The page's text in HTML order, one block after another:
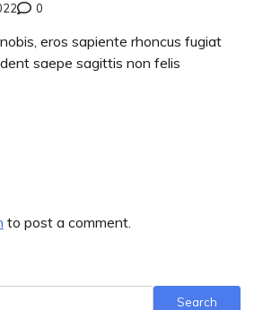
0
eros sapiente rhoncus fugiat
saepe sagittis non felis
to post a comment.
Search